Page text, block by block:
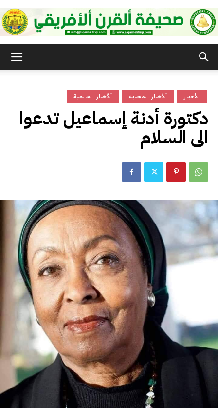
القرنألأخبار العالمية ألأخبار المحلية الأخبار
دكتورة أدنة إسماعيل تدعوا
الى السلام